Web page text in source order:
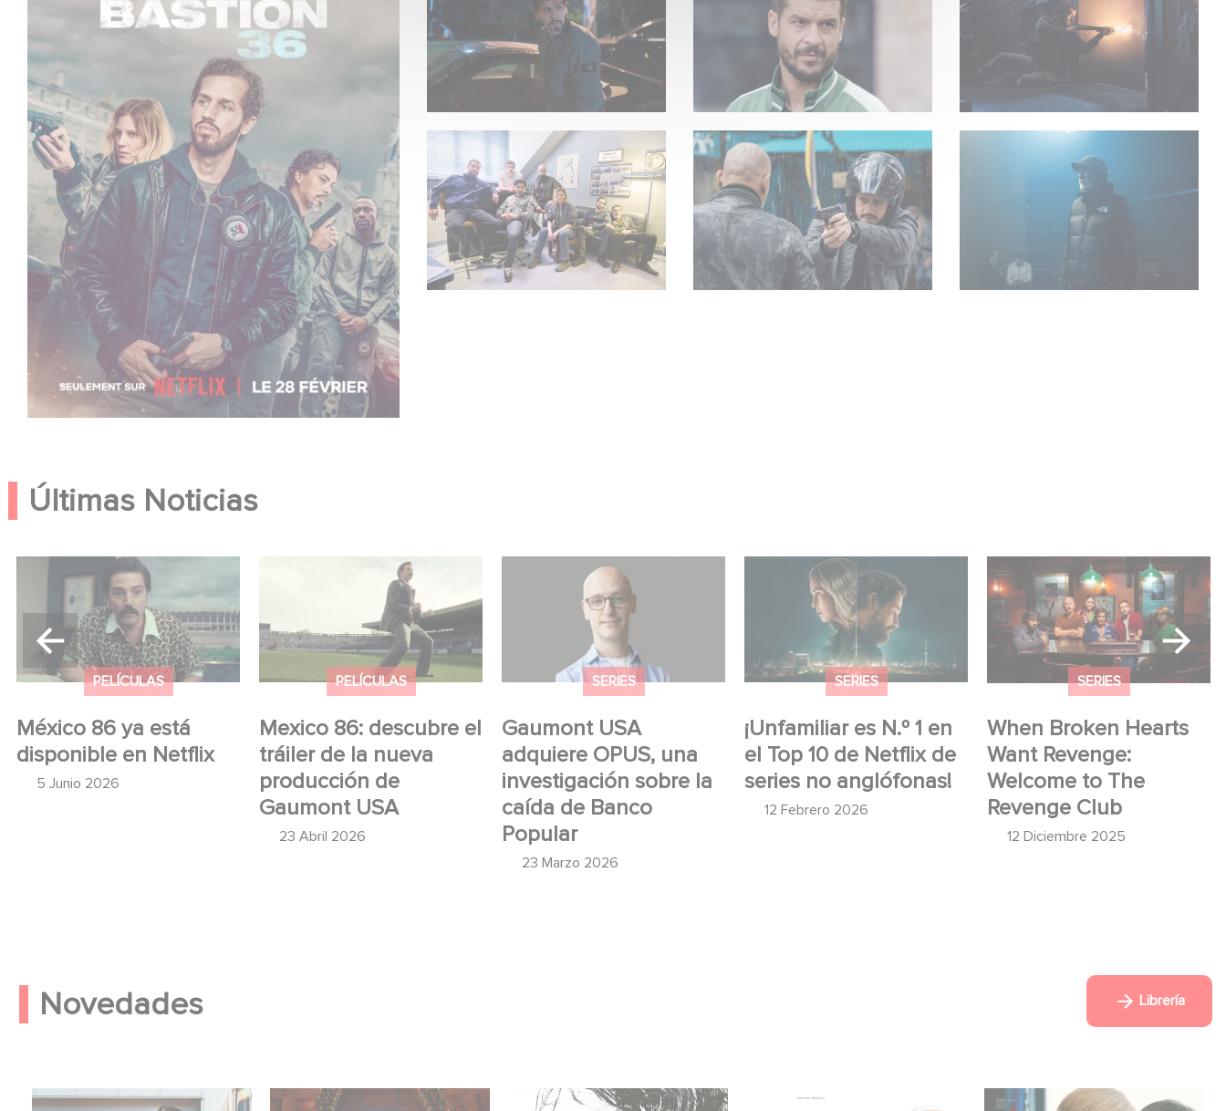
Últimas Noticias
PELÍCULAS
México 86 ya está
disponible en Netflix
5 Junio 2026
México 86 ya está
disponible en Netflix
PELÍCULAS
Mexico 86: descubre el
tráiler de la nueva
producción de
Gaumont USA
23 Abril 2026
Mexico 86: descubre el
tráiler de la nueva
producción de Gaumont
USA
SERIES
Gaumont USA
adquiere OPUS, una
investigación sobre la
caída de Banco
Popular
23 Marzo 2026
Gaumont USA adquiere
OPUS, una investigación
sobre la caída de Banco
SERIES
¡Unfamiliar es N.º 1 en
el Top 10 de Netflix de
series no anglófonas!
12 Febrero 2026
¡Unfamiliar es N.º 1 en el
Top 10 de Netflix de series
no anglófonas!
SERIES
When Broken Hearts
Want Revenge:
Welcome to The
Revenge Club
12 Diciembre 2025
When Broken Hearts Want
Revenge: Welcome to The
Revenge Club
Novedades Librería